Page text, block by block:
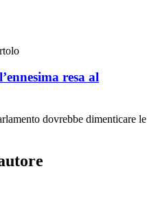
resa al
dovrebbe dimenticare le